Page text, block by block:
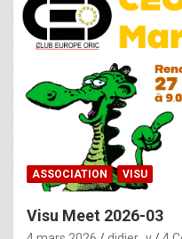
ASSOCIATION VISU
Visu Meet 2026-03